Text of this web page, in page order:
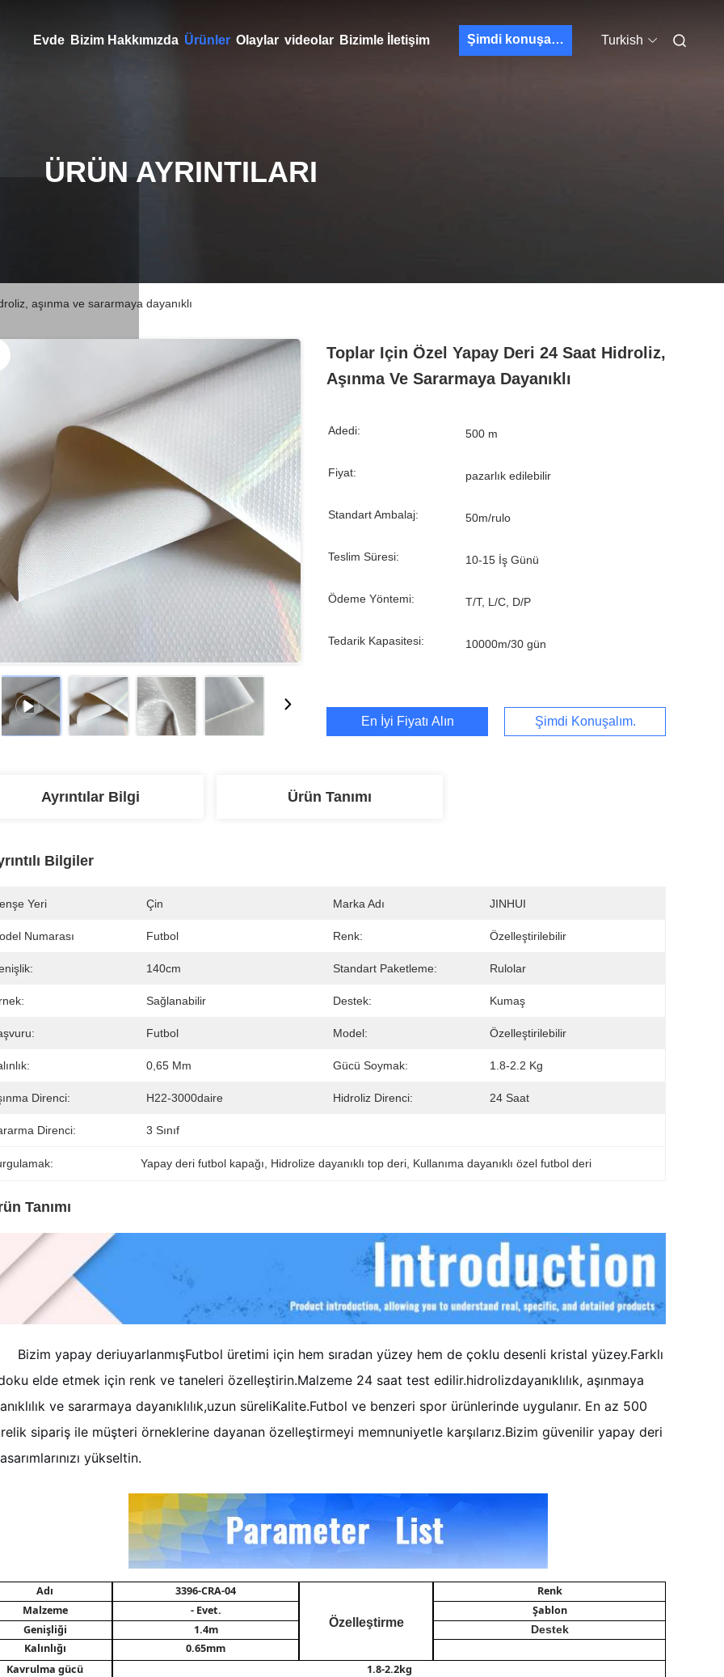
Evde Bizim Hakkımızda Ürünler Olaylar videolar Bizimle İletişim Şimdi konuşalım. Turkish
ÜRÜN AYRINTILARI
aşınma ve sararmaya dayanıklı
Toplar Için Özel Yapay Deri 24 Saat Hidroliz,
Aşınma Ve Sararmaya Dayanıklı
Adedi: 500 m
Fiyat: pazarlık edilebilir
Standart Ambalaj: 50m/rulo
Teslim Süresi: 10-15 İş Günü
Ödeme Yöntemi: T/T, L/C, D/P
Tedarik Kapasitesi: 10000m/30 gün
En İyi Fiyatı Alın Şimdi Konuşalım.
Ayrıntılar Bilgi Ürün Tanımı
Bilgiler
Yeri Çin Marka Adı JINHUI
Numarası Futbol Renk: Özelleştirilebilir
140cm Standart Paketleme: Rulolar
Sağlanabilir Destek: Kumaş
Futbol Model: Özelleştirilebilir
0,65 Mm Gücü Soymak: 1.8-2.2 Kg
Direnci: H22-3000daire Hidroliz Direnci: 24 Saat
Direnci: 3 Sınıf
Yapay deri futbol kapağı Hidrolize dayanıklı top deri Kullanıma dayanıklı özel futbol deri
Tanımı
Bizim yapay deriuyarlanmışFutbol üretimi için hem sıradan yüzey hem de çoklu desenli kristal yüzey.Farklı
elde etmek için renk ve taneleri özelleştirin.Malzeme 24 saat test edilir.hidrolizdayanıklılık, aşınmaya
ve sararmaya dayanıklılık,uzun süreliKalite.Futbol ve benzeri spor ürünlerinde uygulanır. En az 500
sipariş ile müşteri örneklerine dayanan özelleştirmeyi memnuniyetle karşılarız.Bizim güvenilir yapay deri
yükseltin.
Adı 3396-CRA-04
Özelleştirme
Renk
Malzeme
- Evet.
Şablon
Genişliği
1.4m Destek
Kalınlığı
0.65mm
Kavrulma gücü
1.8-2.2kg